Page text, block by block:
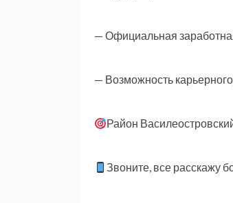
— Официальная
— Возможность
Район
Звоните, все расскажу